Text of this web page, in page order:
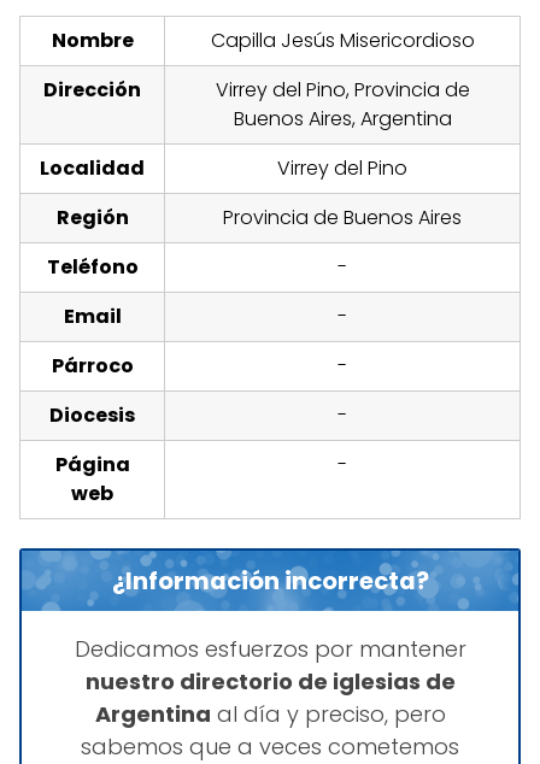
Nombre
Capilla Jesús Misericordioso
Dirección
Virrey del Pino, Provincia de
Buenos Aires, Argentina
Localidad
Virrey del Pino
Región
Provincia de Buenos Aires
Teléfono
-
Email
-
Párroco
-
Diocesis
-
Página
web
-
¿Información incorrecta?
Dedicamos esfuerzos por mantener
nuestro directorio de iglesias de
Argentina al día y preciso, pero
sabemos que a veces cometemos